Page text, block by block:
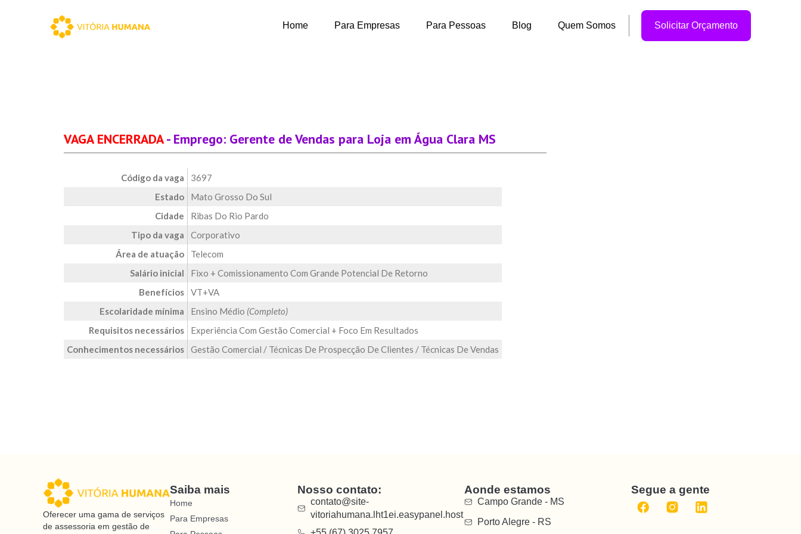
Home Para Empresas Para Pessoas Blog Quem Somos Solicitar Orçamento
VAGA ENCERRADA- Emprego: Gerente de Vendas para Loja em Água Clara MS
Código da vaga
3697
Estado
Mato Grosso Do Sul
Cidade
Ribas Do Rio Pardo
Tipo da vaga
Corporativo
Área de atuação
Telecom
Salário inicial
Fixo + Comissionamento Com Grande Potencial De Retorno
Benefícios
VT+VA
Escolaridade mínima
Ensino Médio (Completo)
Requisitos necessários
Experiência Com Gestão Comercial + Foco Em Resultados
Conhecimentos necessários
Gestão Comercial / Técnicas De Prospecção De Clientes / Técnicas De Vendas
Oferecer uma gama de serviços
de assessoria em gestão de
Saiba mais
Home
Para Empresas
Nosso contato:
contato@site-
vitoriahumana.lht1ei.easypanel.host
Aonde estamos
Campo Grande - MS
Porto Alegre - RS
Segue a gente